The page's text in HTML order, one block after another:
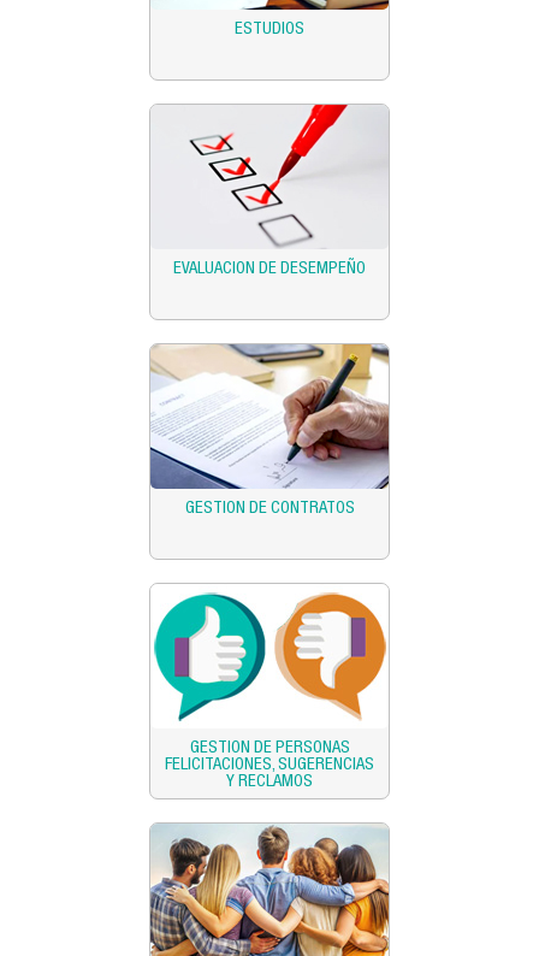
ESTUDIOS
EVALUACION DE DESEMPEÑO
GESTION DE CONTRATOS
GESTION DE PERSONAS
FELICITACIONES, SUGERENCIAS
Y RECLAMOS